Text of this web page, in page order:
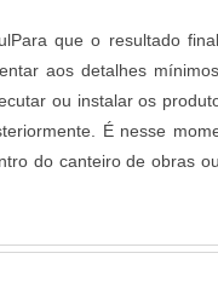
que o resultado
aos detalhes
ou instalar os
É nesse
do canteiro de obras ou
DE BENEFÍCIOSAs
em canteiro
envelopam os materiais